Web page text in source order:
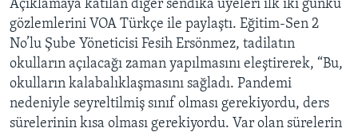
Açıklamaya katılan diğer sendika üyeleri ilk iki günkü
gözlemlerini VOA Türkçe ile paylaştı. Eğitim-Sen 2
No’lu Şube Yöneticisi Fesih Ersönmez, tadilatın
okulların açılacağı zaman yapılmasını eleştirerek, “Bu,
okulların kalabalıklaşmasını sağladı. Pandemi
nedeniyle seyreltilmiş sınıf olması gerekiyordu, ders
sürelerinin kısa olması gerekiyordu. Var olan sürelerin